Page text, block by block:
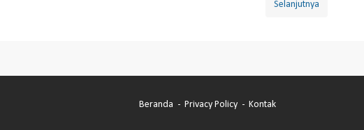
Selanjutnya
Beranda Privacy Policy Kontak